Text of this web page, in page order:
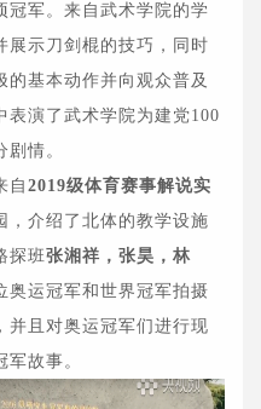
冠军。来自武术学院的学
展示刀剑棍的技巧，同时
的基本动作并向观众普及
表演了武术学院为建党100
剧情。
自 2019级体育赛事解说实
，介绍了北体的教学设施
探班张湘祥，张昊，林
奥运冠军和世界冠军拍摄
并且对奥运冠军们进行现
故事。